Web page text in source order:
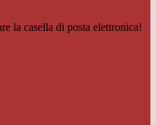
la casella di posta elettronica!